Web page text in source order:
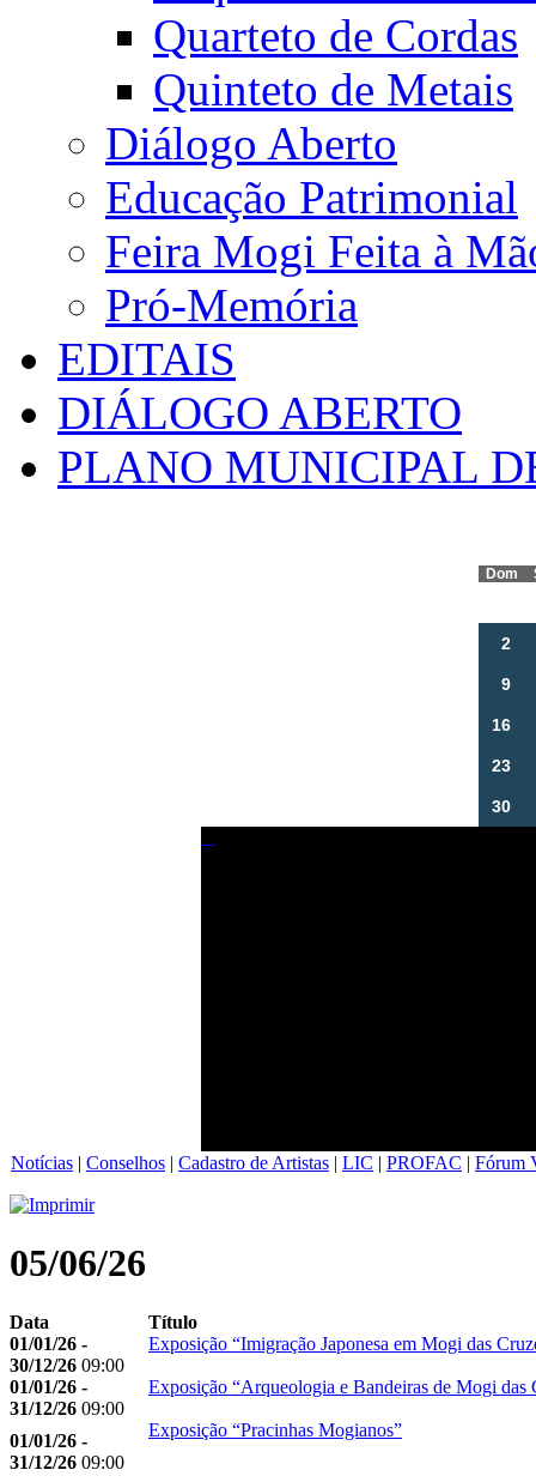
Quarteto de Cordas
Quinteto de Metais
Diálogo Aberto
Educação Patrimonial
Feira Mogi Feita à
Pró-Memória
EDITAIS
DIÁLOGO ABERTO
PLANO MUNICIPAL
Dom
2
9
16
23
30
Notícias | Conselhos | Cadastro de Artistas | LIC | PROFAC | Fórum
05/06/26
Data
Título
01/01/26 -
30/12/26 09:00
Exposição “Imigração Japonesa em Mogi das
01/01/26 -
31/12/26 09:00
Exposição “Arqueologia e Bandeiras de Mogi das
01/01/26 -
31/12/26 09:00
Exposição “Pracinhas Mogianos”